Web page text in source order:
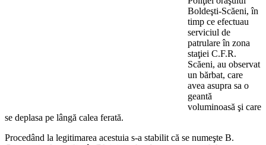
Boldeşti-Scăeni, în
timp ce efectuau
serviciul de
patrulare în zona
staţiei C.F.R.
Scăeni, au observat
un bărbat, care
avea asupra sa o
geantă
voluminoasă şi care
se deplasa pe lângă calea ferată.
Procedând la legitimarea acestuia s-a stabilit că se numeşte B.